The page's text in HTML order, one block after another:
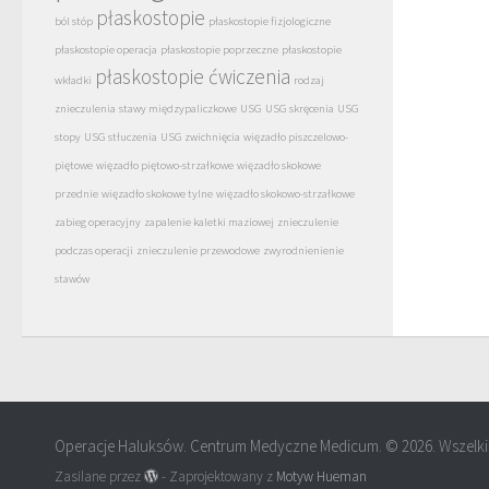
ból stóp płaskostopie płaskostopie fizjologiczne
płaskostopie operacja płaskostopie poprzeczne płaskostopie
wkładki płaskostopie ćwiczenia rodzaj
znieczulenia stawy międzypaliczkowe USG USG skręcenia USG
stopy USG stłuczenia USG zwichnięcia więzadło piszczelowo-
piętowe więzadło piętowo-strzałkowe więzadło skokowe
przednie więzadło skokowe tylne więzadło skokowo-strzałkowe
zabieg operacyjny zapalenie kaletki maziowej znieczulenie
podczas operacji znieczulenie przewodowe zwyrodnienienie
stawów
Operacje Haluksów. Centrum Medyczne Medicum. © 2026.
Zasilane przez - Zaprojektowany z Motyw Hueman